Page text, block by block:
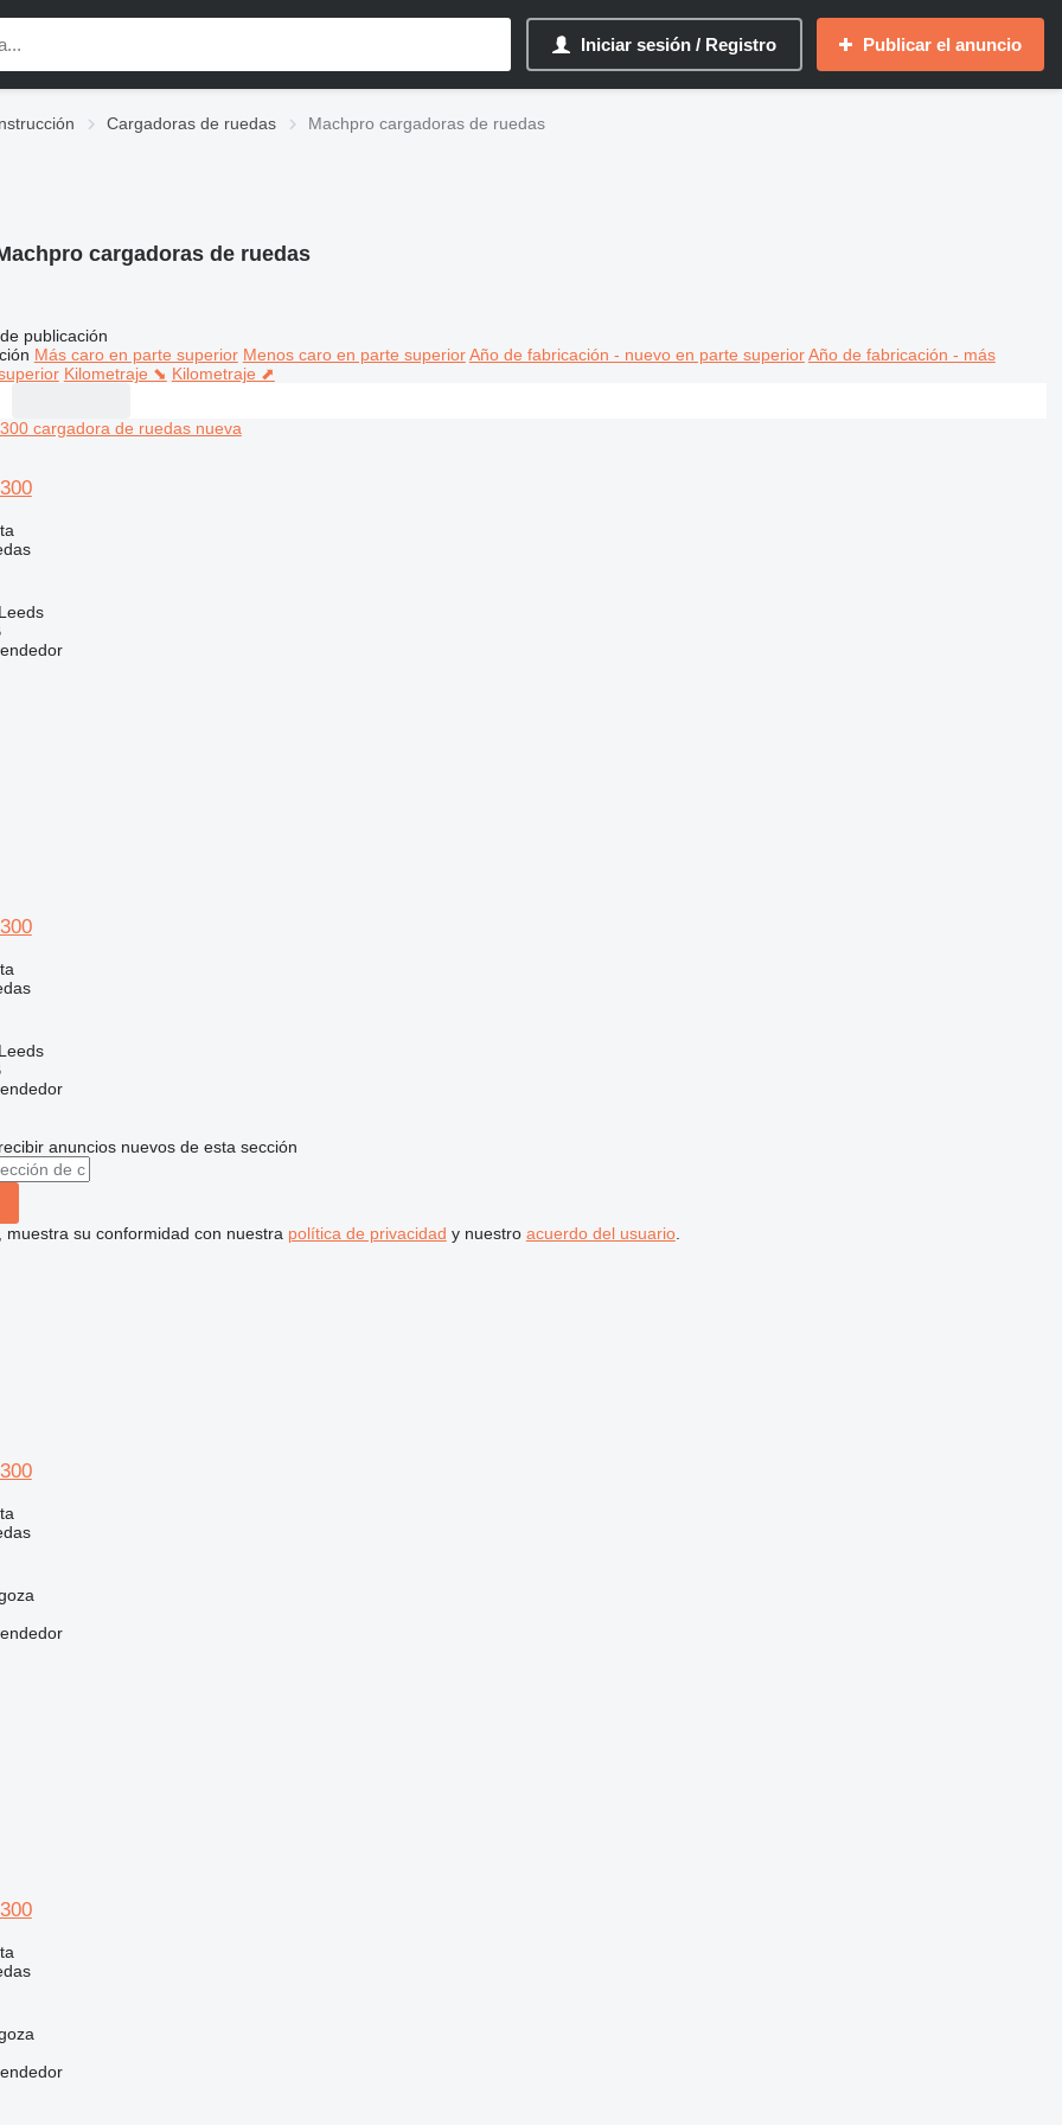
Iniciar sesión / Registro Publicar el anuncio
Cargadoras de ruedas Machpro cargadoras de ruedas
cargadoras de ruedas
publicación
Más caro en parte superior Menos caro en parte superior Año de fabricación - nuevo en parte superior Año de fabricación - más
Kilometraje ⬊ Kilometraje ⬈
anuncios nuevos de esta sección
muestra su conformidad con nuestra política de privacidad y nuestro acuerdo del usuario.